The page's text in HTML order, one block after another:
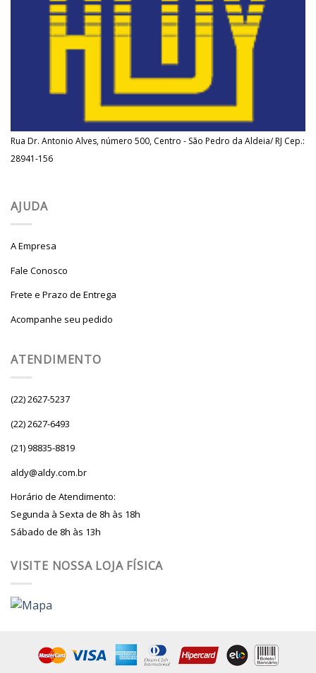
Rua Dr. Antonio Alves, número 500, Centro - São Pedro da Aldeia/ RJ Cep.:
28941-156
AJUDA
A Empresa
Fale Conosco
Frete e Prazo de Entrega
Acompanhe seu pedido
ATENDIMENTO
(22) 2627-5237
(22) 2627-6493
(21) 98835-8819
aldy@aldy.com.br
Horário de Atendimento:
Segunda à Sexta de 8h às 18h
Sábado de 8h às 13h
VISITE NOSSA LOJA FÍSICA